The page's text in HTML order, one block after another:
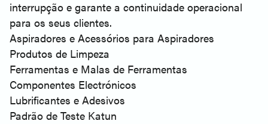
interrupção e garante a continuidade operacional
para os seus clientes.
Aspiradores e Acessórios para Aspiradores
Produtos de Limpeza
Ferramentas e Malas de Ferramentas
Componentes Electrónicos
Lubrificantes e Adesivos
Padrão de Teste Katun